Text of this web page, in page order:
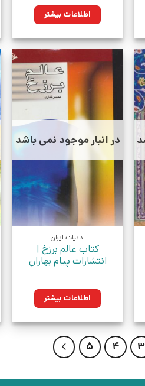
اطلاعات بیشتر
در انبار موجود نمی باشد
ادبیات ایران
کتاب عالم برزخ |
انتشارات پیام بهاران
اطلاعات بیشتر
3
4
5